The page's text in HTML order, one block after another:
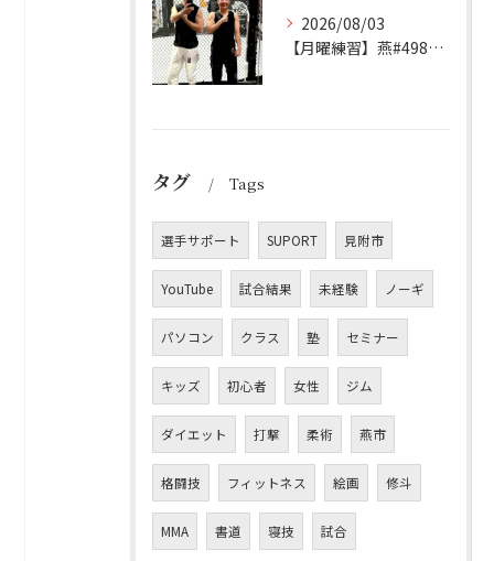
2026/08/03
【月曜練習】燕#4982見附#491
タグ Tags
選手サポート SUPORT 見附市
YouTube 試合結果 未経験 ノーギ
パソコン クラス 塾 セミナー
キッズ 初心者 女性 ジム
ダイエット 打撃 柔術 燕市
格闘技 フィットネス 絵画 修斗
MMA 書道 寝技 試合